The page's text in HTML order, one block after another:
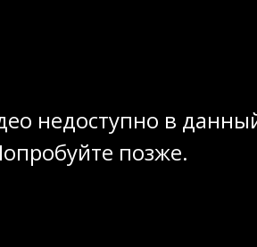
недоступно в
позже.